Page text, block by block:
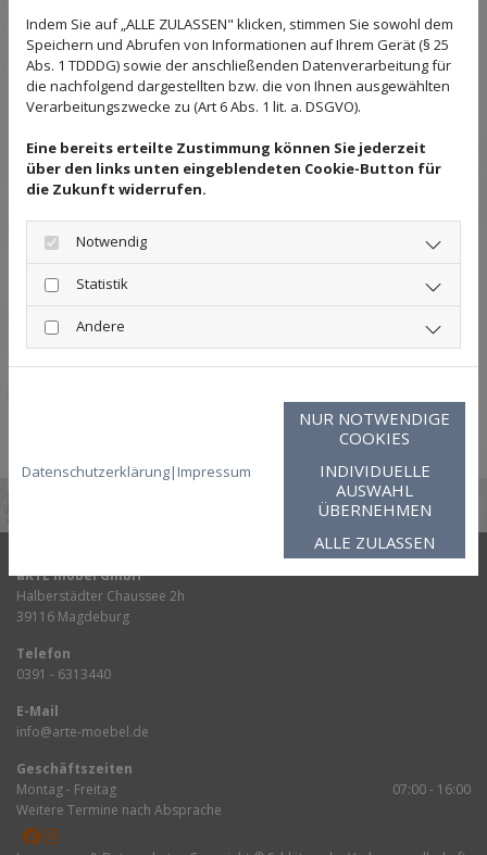
Blog
Schöne Möbel aus Echtholz für besseres
Raumklima
06. April 2023
In einer Zeit, in der insbesondere Aluminium-Möbel in die
Wohnung gestellt werden, sind Echtholzmöbel umso
aRTE möbel GmbH
Halberstädter Chaussee 2h
39116 Magdeburg
Telefon
0391 - 6313440
E-Mail
info@arte-moebel.de
Geschäftszeiten
Montag - Freitag
07:00 - 16:00
Weitere Termine nach Absprache
Indem Sie auf „ALLE ZULASSEN" klicken, stimmen Sie sowohl dem
Speichern und Abrufen von Informationen auf Ihrem Gerät (§ 25
Abs. 1 TDDDG) sowie der anschließenden Datenverarbeitung für
die nachfolgend dargestellten bzw. die von Ihnen ausgewählten
Verarbeitungszwecke zu (Art 6 Abs. 1 lit. a. DSGVO).
Eine bereits erteilte Zustimmung können Sie jederzeit
über den links unten eingeblendeten Cookie-Button für
die Zukunft widerrufen.
Notwendig
Statistik
Andere
Datenschutzerklärung| Impressum
NUR NOTWENDIGE
COOKIES
INDIVIDUELLE
AUSWAHL
ÜBERNEHMEN
ALLE ZULASSEN